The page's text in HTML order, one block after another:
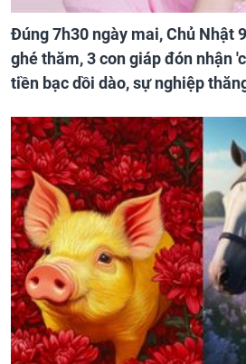
Đúng 7h30 ngày mai, Chủ Nhật
ghé thăm, 3 con giáp đón nhận
tiền bạc dồi dào, sự nghiệp